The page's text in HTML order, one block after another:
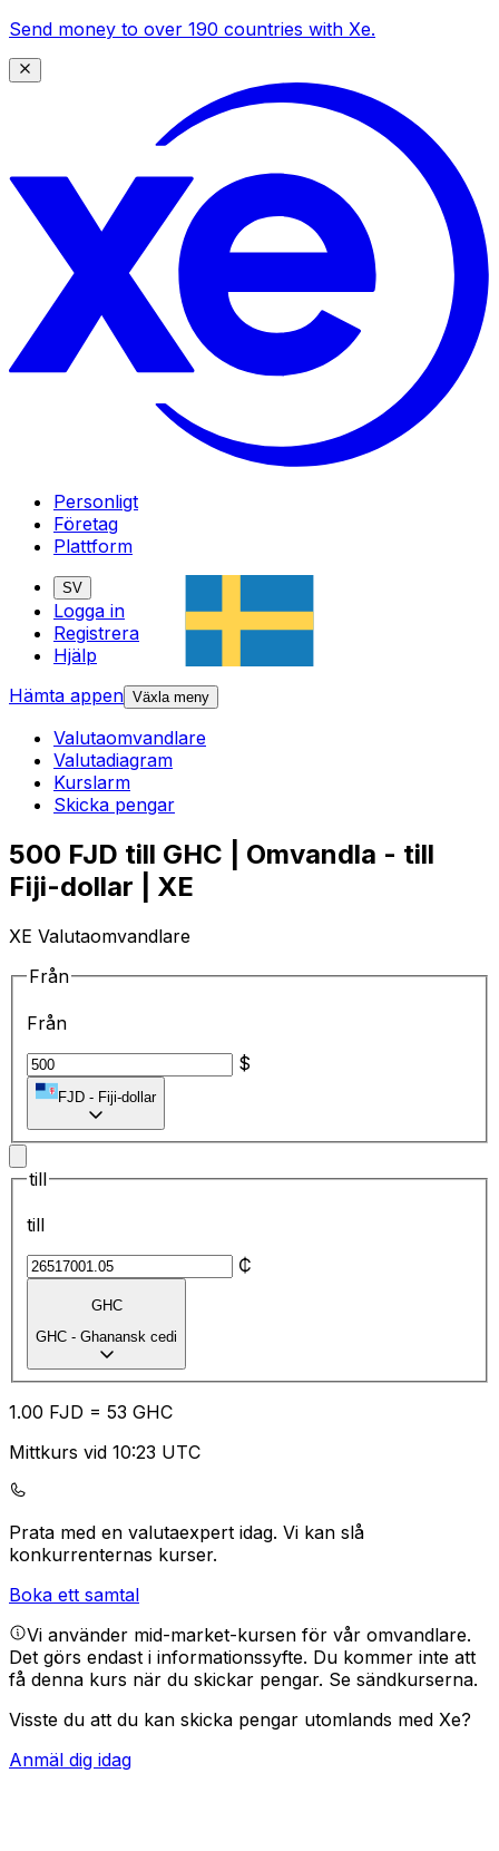
Send money to over 190 countries with Xe.
Personligt
Företag
Plattform
SV
Logga in
Registrera
Hjälp
Hämta appen Växla meny
Valutaomvandlare
Valutadiagram
Kurslarm
Skicka pengar
500 FJD till GHC | Omvandla - till
Fiji-dollar | XE
XE Valutaomvandlare
Från
Från
$
FJD - Fiji-dollar
till
till
₵
GHC
GHC - Ghanansk cedi
1.00 FJD = 53 GHC
Mittkurs vid 10:23 UTC
Prata med en valutaexpert idag. Vi kan slå
konkurrenternas kurser.
Boka ett samtal
Vi använder mid-market-kursen för vår omvandlare.
Det görs endast i informationssyfte. Du kommer inte att
få denna kurs när du skickar pengar. Se sändkurserna.
Visste du att du kan skicka pengar utomlands med Xe?
Anmäl dig idag